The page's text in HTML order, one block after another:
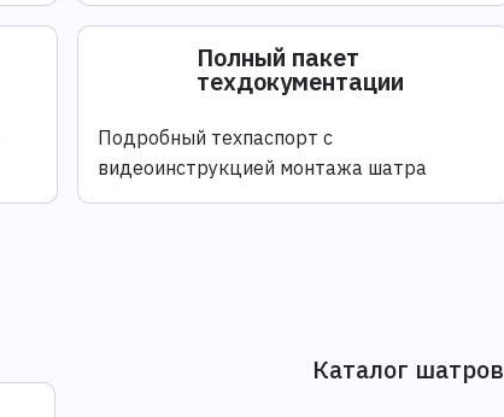
Полный пакет
техдокументации
Подробный техпаспорт с
видеоинструкцией монтажа шатра
Каталог шатров